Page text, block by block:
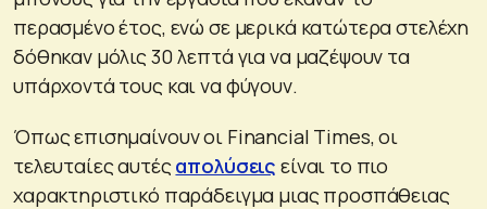
περασμένο έτος, ενώ σε μερικά κατώτερα στελέχη
δόθηκαν μόλις 30 λεπτά για να μαζέψουν τα
υπάρχοντά τους και να φύγουν.
Όπως επισημαίνουν οι Financial Times, οι
τελευταίες αυτέςαπολύσεις είναι το πιο
χαρακτηριστικό παράδειγμα μιας προσπάθειας